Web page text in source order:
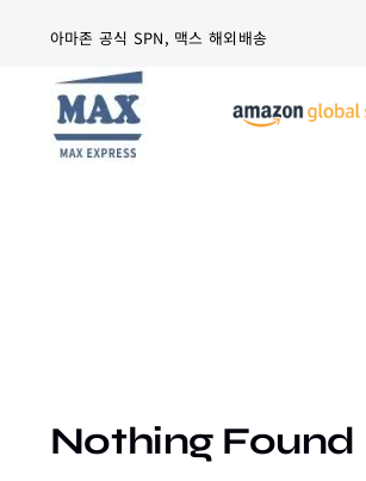
content
아마존 공식 SPN, 맥스 해외배송
Nothing Found